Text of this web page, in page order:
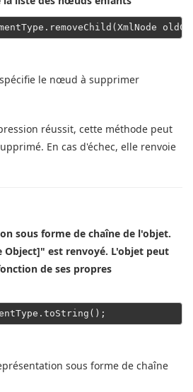
le nœud à supprimer
réussit, cette méthode peut
En cas d'échec, elle renvoie
sous forme de chaîne de l'objet.
Object]" est renvoyé. L'objet peut
de ses propres
sous forme de chaîne